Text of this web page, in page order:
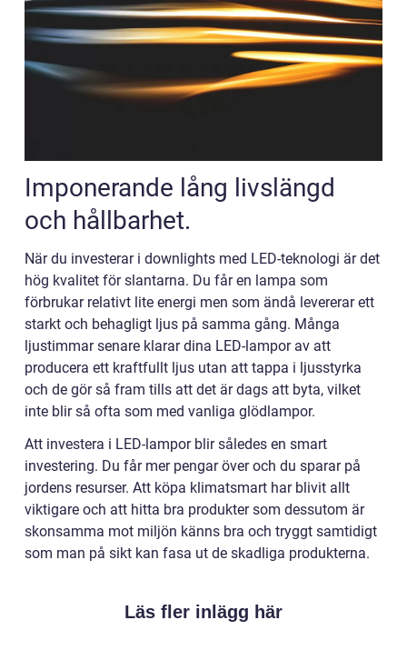
Imponerande lång livslängd
och hållbarhet.
När du investerar i downlights med LED-teknologi är det
hög kvalitet för slantarna. Du får en lampa som
förbrukar relativt lite energi men som ändå levererar ett
starkt och behagligt ljus på samma gång. Många
ljustimmar senare klarar dina LED-lampor av att
producera ett kraftfullt ljus utan att tappa i ljusstyrka
och de gör så fram tills att det är dags att byta, vilket
inte blir så ofta som med vanliga glödlampor.
Att investera i LED-lampor blir således en smart
investering. Du får mer pengar över och du sparar på
jordens resurser. Att köpa klimatsmart har blivit allt
viktigare och att hitta bra produkter som dessutom är
skonsamma mot miljön känns bra och tryggt samtidigt
som man på sikt kan fasa ut de skadliga produkterna.
Läs fler inlägg här